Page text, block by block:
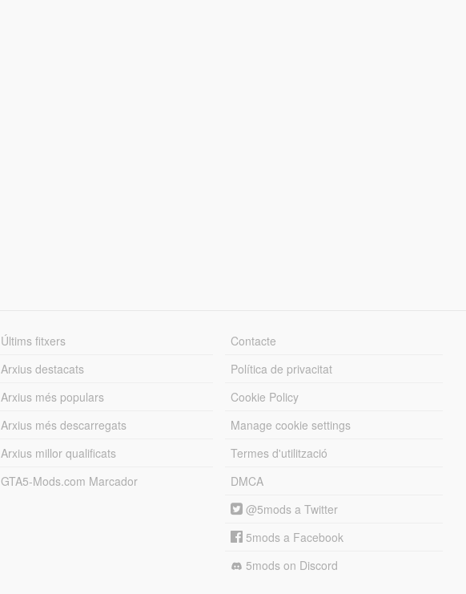
Últims fitxers
Arxius destacats
Arxius més populars
Arxius més descarregats
Arxius millor qualificats
GTA5-Mods.com Marcador
Contacte
Política de privacitat
Cookie Policy
Manage cookie settings
Termes d'utilització
DMCA
@5mods a Twitter
5mods a Facebook
5mods on Discord